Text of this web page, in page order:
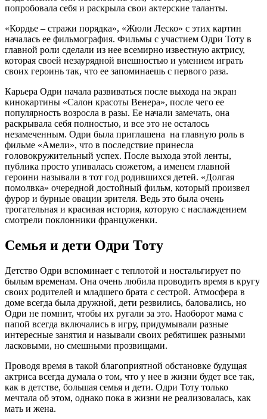
попробовала себя и раскрыла свои актерские таланты.
«Кордье – стражи порядка», «Жюли Леско» с этих картин
началась ее фильмография. Фильмы с участием Одри Тоту в
главной роли сделали из нее всемирно известную актрису,
которая своей незаурядной внешностью и умением играть
своих героинь так, что ее запоминаешь с первого раза.
Карьера Одри начала развиваться после выхода на экран
кинокартины «Салон красоты Венера», после чего ее
популярность возросла в разы. Ее начали замечать, она
раскрывала себя полностью, и все это не осталось
незамеченным. Одри была приглашена на главную роль в
фильме «Амели», что в последствие принесла
головокружительный успех. После выхода этой ленты,
публика просто упивалась сюжетом, а именем главной
героини называли в тот год родившихся детей. «Долгая
помолвка» очередной достойный фильм, который произвел
фурор и бурные овации зрителя. Ведь это была очень
трогательная и красивая история, которую с наслаждением
смотрели поклонники француженки.
Семья и дети Одри Тоту
Детство Одри вспоминает с теплотой и ностальгирует по
былым временам. Она очень любила проводить время в кругу
своих родителей и младшего брата с сестрой. Атмосфера в
доме всегда была дружной, дети резвились, баловались, но
Одри не помнит, чтобы их ругали за это. Наоборот мама с
папой всегда включались в игру, придумывали разные
интересные занятия и называли своих ребятишек разными
ласковыми, но смешными прозвищами.
Проводя время в такой благоприятной обстановке будущая
актриса всегда думала о том, что у нее в жизни будет все так,
как в детстве, большая семья и дети. Одри Тоту только
мечтала об этом, однако пока в жизни не реализовалась, как
мать и жена.